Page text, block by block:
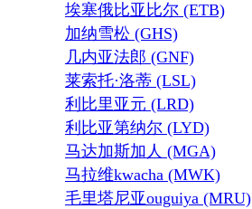
埃塞俄比亚比尔 (ETB)
加纳雪松 (GHS)
几内亚法郎 (GNF)
莱索托·洛蒂 (LSL)
利比里亚元 (LRD)
利比亚第纳尔 (LYD)
马达加斯加人 (MGA)
马拉维kwacha (MWK)
毛里塔尼亚ouguiya (MRU)